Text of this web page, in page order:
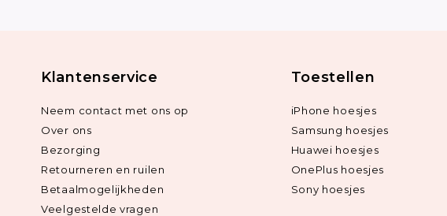
Klantenservice
Neem contact met ons op
Over ons
Bezorging
Retourneren en ruilen
Betaalmogelijkheden
Veelgestelde vragen
Toestellen
iPhone hoesjes
Samsung hoesjes
Huawei hoesjes
OnePlus hoesjes
Sony hoesjes